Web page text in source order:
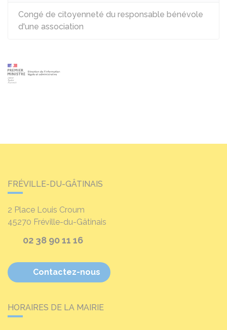
Congé de citoyenneté du responsable bénévole
d'une association
FRÉVILLE-DU-GÂTINAIS
2 Place Louis Croum
45270 Fréville-du-Gâtinais
02 38 90 11 16
Contactez-nous
HORAIRES DE LA MAIRIE